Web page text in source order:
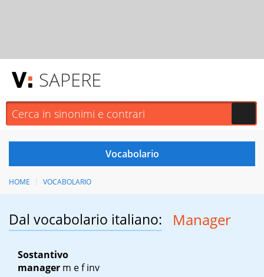
SAPERE
HOME VOCABOLARIO
Dal vocabolario italiano: Manager
Sostantivo
manager m ef inv